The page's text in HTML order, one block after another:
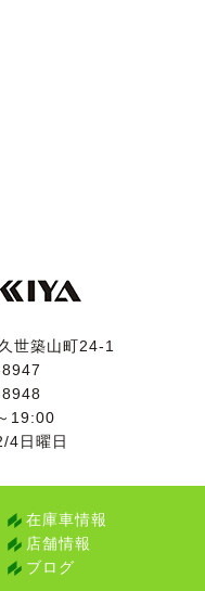
世築山町24-1
19:00
4日曜日
在庫車情報
店舗情報
ブログ